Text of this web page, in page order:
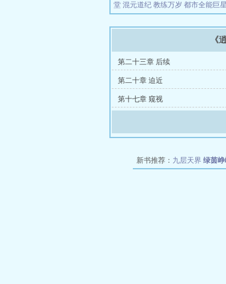
堂 混元道纪 教练万岁 都市全能巨星
《
第二十三章 后续
第二十章 迫近
第十七章 窥视
新书推荐： 九层天界 绿茵峥
教